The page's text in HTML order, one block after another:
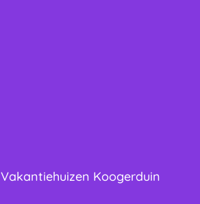
Vakantiehuizen Koogerduin